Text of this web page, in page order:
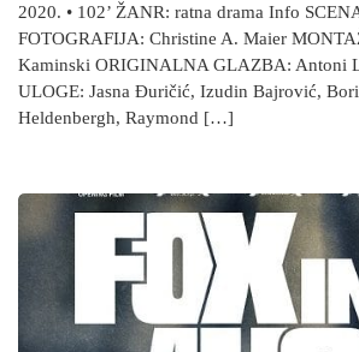
2020. • 102’ ŽANR: ratna drama Info
FOTOGRAFIJA: Christine A. Maier
Kaminski ORIGINALNA GLAZBA: Antoni
ULOGE: Jasna Đuričić, Izudin Bajrović,
Heldenbergh, Raymond […]